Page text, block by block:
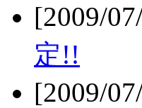
[2009/
定!!
[2009/